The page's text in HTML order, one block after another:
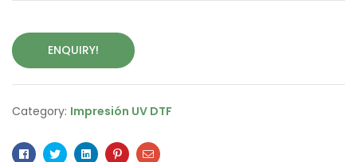
ENQUIRY!
Category: Impresión UV DTF
Facebook
TwitterLinkedinPinterestEmail